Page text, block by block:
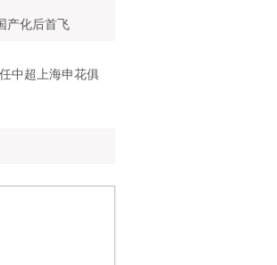
产化后首飞
中超上海申花俱